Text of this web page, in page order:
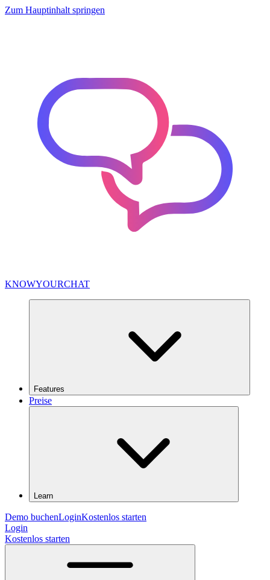
Zum Hauptinhalt springen
KNOWYOURCHAT
Features
Preise
Learn
Demo buchenLoginKostenlos starten
Login
Kostenlos starten